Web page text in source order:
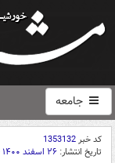
جامعه
کد خبر1353132
تاریخ انتشار: ۲۶ اسفند ۱۴۰۰ - ۱۴:۴۰